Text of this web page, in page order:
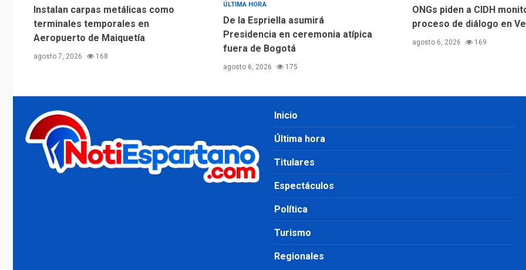
Instalan carpas metálicas como
terminales temporales en
Aeropuerto de Maiquetía
agosto 7, 2026 168
ÚLTIMA HORA
De la Espriella asumirá
Presidencia en ceremonia atípica
fuera de Bogotá
agosto 6, 2026 175
ONGs piden a CIDH
proceso de diálogo en
agosto 6, 2026 169
Inicio
Última hora
Titulares
Espectáculos
Política
Turismo
Regionales